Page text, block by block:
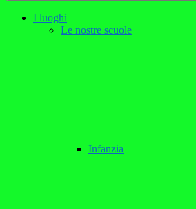
I luoghi
Le nostre scuole
Infanzia